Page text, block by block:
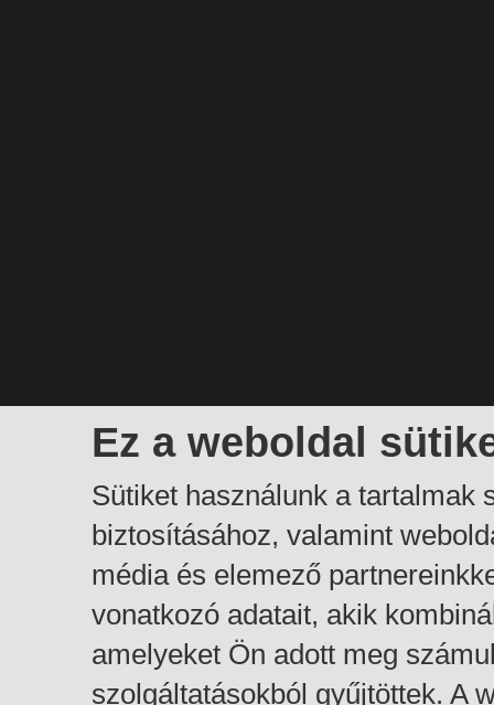
Ez a weboldal
Sütiket használunk a tartalmak
biztosításához, valamint
média és elemező
vonatkozó adatait, akik
amelyeket Ön adott meg
szolgáltatásokból gyűjtöttek. A